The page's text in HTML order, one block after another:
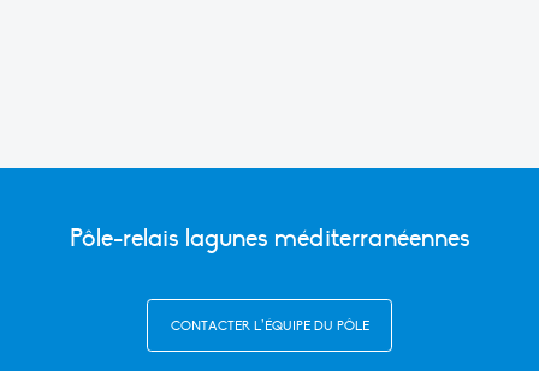
Pôle-relais lagunes méditerranéennes
CONTACTER L’ÉQUIPE DU PÔLE